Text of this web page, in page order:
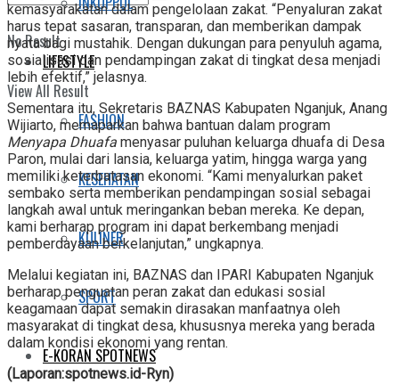
No Result
View All Result
LIFESTYLE
FASHION
KESEHATAN
KULINER
SPORT
E-KORAN SPOTNEWS
kemasyarakatan dalam pengelolaan zakat. “Penyaluran zakat
harus tepat sasaran, transparan, dan memberikan dampak
nyata bagi mustahik. Dengan dukungan para penyuluh agama,
sosialisasi dan pendampingan zakat di tingkat desa menjadi
lebih efektif,” jelasnya.
Sementara itu, Sekretaris BAZNAS Kabupaten Nganjuk, Anang
Wijiarto, memaparkan bahwa bantuan dalam program
Menyapa Dhuafa menyasar puluhan keluarga dhuafa di Desa
Paron, mulai dari lansia, keluarga yatim, hingga warga yang
memiliki keterbatasan ekonomi. “Kami menyalurkan paket
sembako serta memberikan pendampingan sosial sebagai
langkah awal untuk meringankan beban mereka. Ke depan,
kami berharap program ini dapat berkembang menjadi
pemberdayaan berkelanjutan,” ungkapnya.
Melalui kegiatan ini, BAZNAS dan IPARI Kabupaten Nganjuk
berharap penguatan peran zakat dan edukasi sosial
keagamaan dapat semakin dirasakan manfaatnya oleh
masyarakat di tingkat desa, khususnya mereka yang berada
dalam kondisi ekonomi yang rentan.
(Laporan:spotnews.id-Ryn)